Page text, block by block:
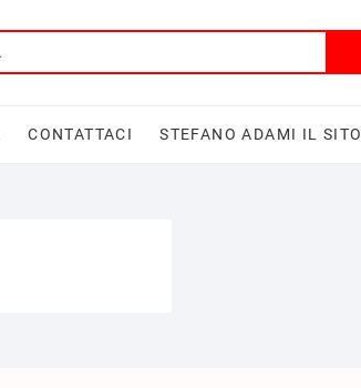
CONTATTACI STEFANO ADAMI IL SITO